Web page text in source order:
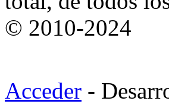
© 2010-2024
Acceder -